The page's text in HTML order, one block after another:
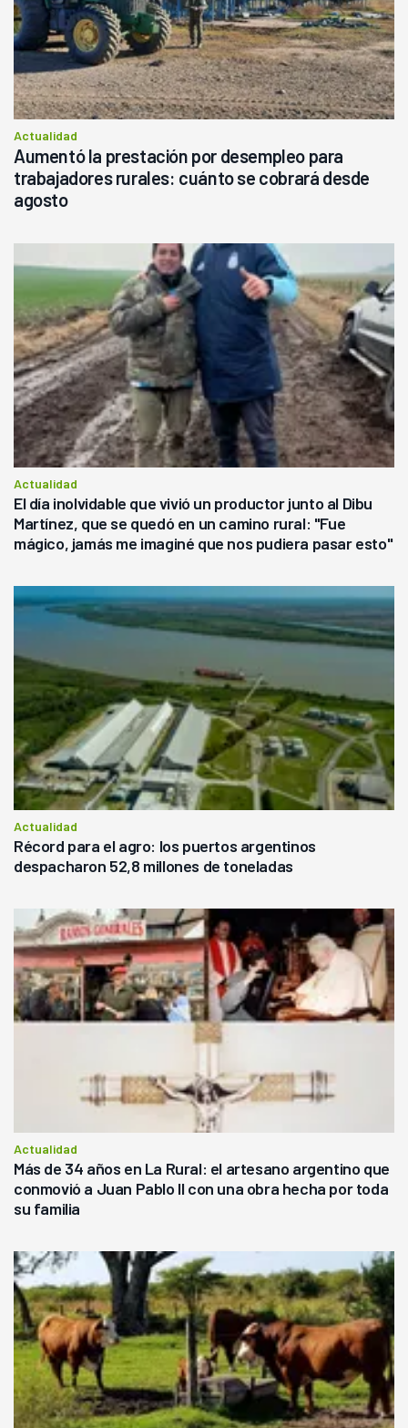
Actualidad
Aumentó la prestación por desempleo para
trabajadores rurales: cuánto se cobrará desde
agosto
Actualidad
El día inolvidable que vivió un productor junto al Dibu
Martínez, que se quedó en un camino rural: "Fue
mágico, jamás me imaginé que nos pudiera pasar esto"
Actualidad
Récord para el agro: los puertos argentinos
despacharon 52,8 millones de toneladas
Actualidad
Más de 34 años en La Rural: el artesano argentino que
conmovió a Juan Pablo II con una obra hecha por toda
su familia